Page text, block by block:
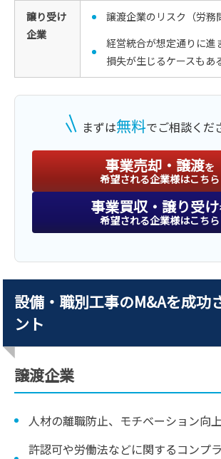
譲り受け
企業
譲渡企業のリスク（労務
経営統合が想定通りに進
損失が生じるケースもあ
まずは無料でご相談くだ
事業売却・譲渡を
希望される企業様はこちら
事業買収・譲り受け
希望される企業様はこちら
設備・職別工事のM&Aを成功
ント
譲渡企業
人材の離職防止、モチベーション向上
許認可や労働法などに関するコンプ